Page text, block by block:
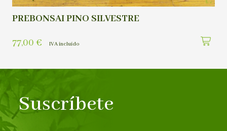
PREBONSAI PINO SILVESTRE
77,00 € IVA incluído
Suscríbete